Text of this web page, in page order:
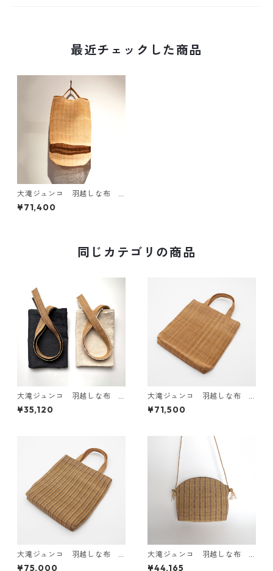
最近チェックした商品
大滝ジュンコ 羽越しな布
バケットバッグ II
¥71,400
同じカテゴリの商品
大滝ジュンコ 羽越しな布
サロンエプロン（生成・チャ
コール）
¥35,120
大滝ジュンコ 羽越しな布
しな布バッグ 無地／部分縞
¥71,500
大滝ジュンコ 羽越しな布
しな布バッグ 青紺縞
¥75,000
大滝ジュンコ 羽越しな布
紫縞のサコッシュバッグ（肩
¥44,165